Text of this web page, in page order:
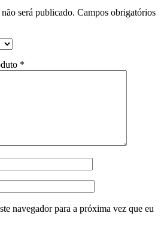
será publicado. Campos obrigatórios
*
navegador para a próxima vez que eu